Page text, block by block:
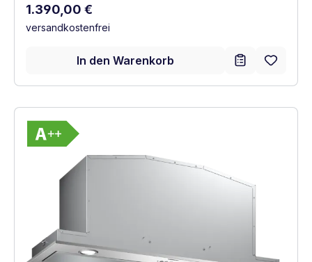
Regulärer Preis:
1.390,00 €
versandkostenfrei
In den Warenkorb